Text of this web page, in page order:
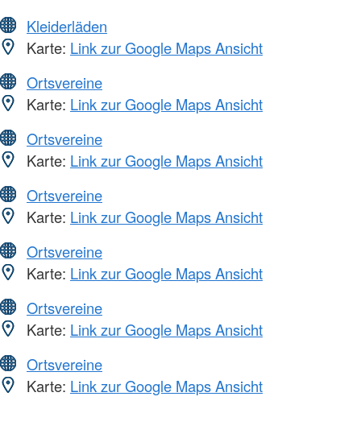
Kleiderläden
Karte: Link zur Google Maps Ansicht
Ortsvereine
Karte: Link zur Google Maps Ansicht
Ortsvereine
Karte: Link zur Google Maps Ansicht
Ortsvereine
Karte: Link zur Google Maps Ansicht
Ortsvereine
Karte: Link zur Google Maps Ansicht
Ortsvereine
Karte: Link zur Google Maps Ansicht
Ortsvereine
Karte: Link zur Google Maps Ansicht